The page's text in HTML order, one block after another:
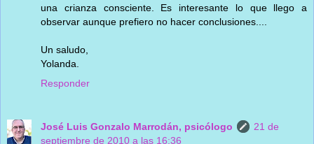
una crianza consciente. Es interesante lo que llego a
observar aunque prefiero no hacer conclusiones....
Un saludo,
Yolanda.
Responder
José Luis Gonzalo Marrodán, psicólogo
21 de
septiembre de 2010 a las 16:36